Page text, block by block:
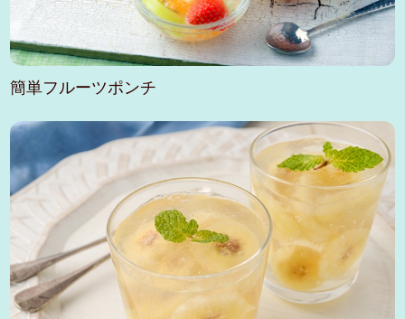
簡単フルーツポンチ